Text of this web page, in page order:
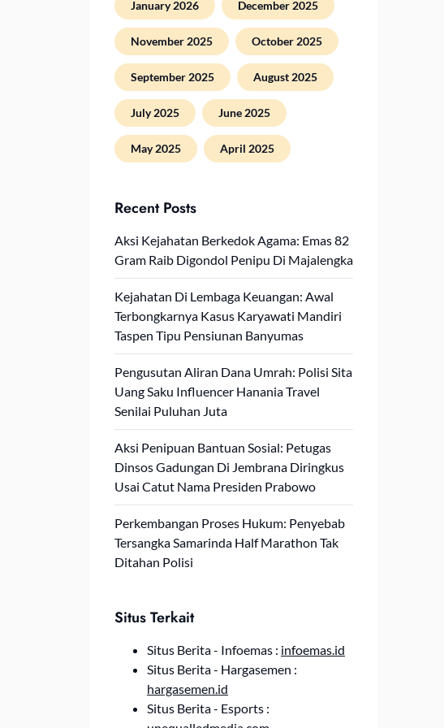
January 2026 December 2025
November 2025 October 2025
September 2025 August 2025
July 2025 June 2025
May 2025 April 2025
Recent Posts
Aksi Kejahatan Berkedok Agama: Emas 82
Gram Raib Digondol Penipu Di Majalengka
Kejahatan Di Lembaga Keuangan: Awal
Terbongkarnya Kasus Karyawati Mandiri
Taspen Tipu Pensiunan Banyumas
Pengusutan Aliran Dana Umrah: Polisi Sita
Uang Saku Influencer Hanania Travel
Senilai Puluhan Juta
Aksi Penipuan Bantuan Sosial: Petugas
Dinsos Gadungan Di Jembrana Diringkus
Usai Catut Nama Presiden Prabowo
Perkembangan Proses Hukum: Penyebab
Tersangka Samarinda Half Marathon Tak
Ditahan Polisi
Situs Terkait
Situs Berita - Infoemas : infoemas.id
Situs Berita - Hargasemen :
hargasemen.id
Situs Berita - Esports :